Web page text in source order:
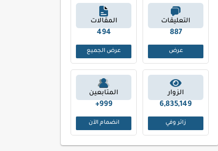
التعليقات
1026
عرض
المقالات
575
عرض الجميع
الزوار
6,835,149
زائر وفي
المتابعين
999+
انضمام الآن